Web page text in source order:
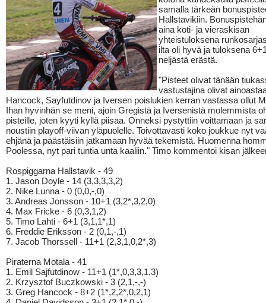
samalla tärkeän
Hallstavikiin.
aina koti- ja vieraskisan
yhteistuloksena
ilta oli hyvä ja tuloksena
neljästä erästä.
"Pisteet olivat tänään
vastustajina olivat
Hancock, Sayfutdinov ja Iversen poislukien kerran vastassa ollut
Ihan hyvinhän se meni, ajoin Gregistä ja Iversenistä molemmista
pisteille, joten kyyti kyllä piisaa. Onneksi pystyttiin voittamaan ja
noustiin playoff-viivan yläpuolelle. Toivottavasti koko joukkue nyt
ehjänä ja päästäisiin jatkamaan hyvää tekemistä. Huomenna
Poolessa, nyt pari tuntia unta kaaliin." Timo kommentoi kisan
Rospiggarna Hallstavik - 49
1. Jason Doyle - 14 (3,3,3,3,2)
2. Nike Lunna - 0 (0,0,-,0)
3. Andreas Jonsson - 10+1 (3,2*,3,2,0)
4. Max Fricke - 6 (0,3,1,2)
5. Timo Lahti - 6+1 (3,1,1*,1)
6. Freddie Eriksson - 2 (0,1,-,1)
7. Jacob Thorssell - 11+1 (2,3,1,0,2*,3)
Piraterna Motala - 41
1. Emil Sajfutdinow - 11+1 (1*,0,3,3,1,3)
2. Krzysztof Buczkowski - 3 (2,1,-,-)
3. Greg Hancock - 8+2 (1*,2,2*,0,2,1)